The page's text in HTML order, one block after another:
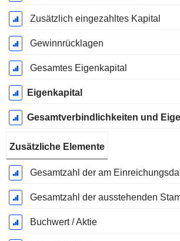
Zusätzlich eingezahltes Kapital
Gewinnrücklagen
Gesamtes Eigenkapital
Eigenkapital
Gesamtverbindlichkeiten und
Zusätzliche Elemente
Gesamtzahl der ausstehenden
Buchwert / Aktie